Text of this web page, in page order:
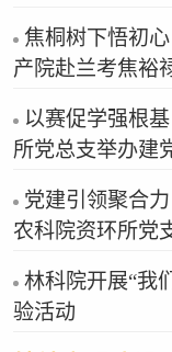
焦桐树下悟初
产院赴兰考焦裕
以赛促学强根
所党总支举办建
党建引领聚合力 科技兴农践初心 ——省
农科院资环所党
活动
林科院开展“我
验活动